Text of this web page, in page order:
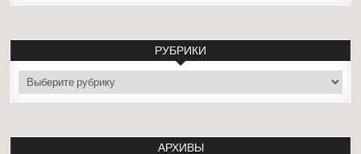
РУБРИКИ
рубрики
АРХИВЫ